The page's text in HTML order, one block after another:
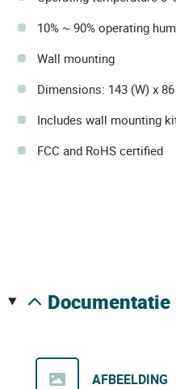
10% ~ 90% operating
Wall mounting
Dimensions: 143 (W) x
Includes wall mounting
FCC and RoHS certified
documentatie
AFBEELDING